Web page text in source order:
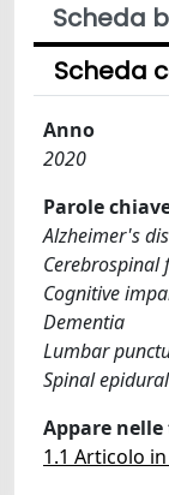
Scheda
Scheda
Anno
2020
Parole
Alzheimer's
Cognitive
Dementia
Lumbar
Spinal
Appare
1.1 Articolo